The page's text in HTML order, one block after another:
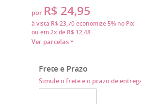
por R$ 24,95
à vista R$ 23,70economize5% no Pix
ou em2x de R$ 12,48
Ver parcelas
Frete e Prazo
Simule o frete e o prazo de